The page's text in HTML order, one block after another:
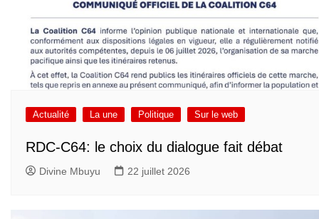
Actualité La une Politique Sur le web
RDC-C64: le choix du dialogue fait débat
Divine Mbuyu 22 juillet 2026